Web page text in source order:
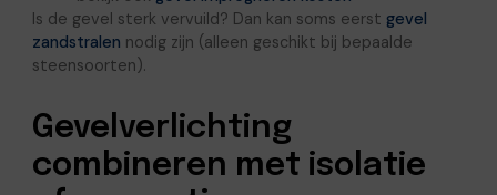
Is de gevel sterk vervuild? Dan kan soms eerst gevel
zandstralen nodig zijn (alleen geschikt bij bepaalde
steensoorten).
Gevelverlichting
combineren met isolatie